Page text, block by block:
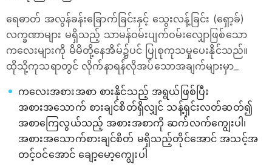
ရေဓာတ် အလွန်ခန်းခြောက်ခြင်းနှင့် သွေးလန့်ခြင်း (ရှော့ခ်)
လက္ခဏာများ မရှိသည့် သာမန်ဝမ်းပျက်ဝမ်းလျှောဖြစ်သော
ကလေးများကို မိမိတို့နေအိမ်၌ပင် ပြုစုကုသမှုပေးနိုင်သည်။
ထိုသို့ကုသရာတွင် လိုက်နာရန်လိုအပ်သောအချက်များမှာ_
ကလေးအစားအစာ စားနိုင်သည့် အရွယ်ဖြစ်ပြီး
အစားအသောက် စားချင်စိတ်ရှိလျှင် သန့်ရှင်းလတ်ဆတ်၍
အစာကြေလွယ်သည့် အစားအစာကို ဆက်လက်ကျွေးပါ၊
အစားအသောက်စားချင်စိတ် မရှိသည့်တိုင်အောင် အသင့်အ
တင့်ဝင်အောင် ချော့မော့ကျွေးပါ